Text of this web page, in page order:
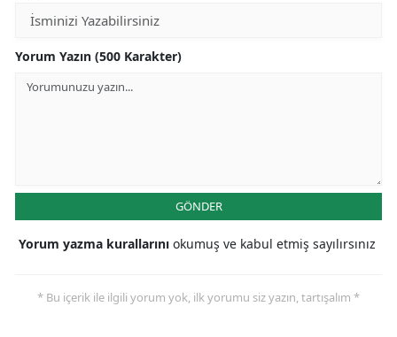
Yorum Yazın (500 Karakter)
GÖNDER
Yorum yazma kurallarını okumuş ve kabul etmiş sayılırsınız
* Bu içerik ile ilgili yorum yok, ilk yorumu siz yazın, tartışalım *